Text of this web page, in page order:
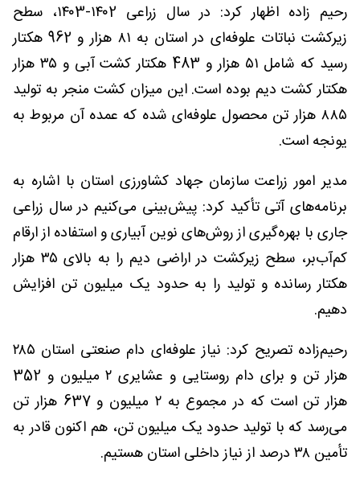
رحیم زاده اظهار کرد: در سال زراعی ۱۴۰2-۱۴۰3، سطح
زیرکشت نباتات علوفه‌ای در استان به ۸۱ هزار و 962 هکتار
رسید که شامل ۵۱ هزار و 483 هکتار کشت آبی و ۳۵ هزار
هکتار کشت دیم بوده است. این میزان کشت منجر به تولید
۸۸۵ هزار تن محصول علوفه‌ای شده که عمده آن مربوط به
یونجه است.
مدیر امور زراعت سازمان جهاد کشاورزی استان با اشاره به
برنامه‌های آتی تأکید کرد: پیش‌بینی می‌کنیم در سال زراعی
جاری با بهره‌گیری از روش‌های نوین آبیاری و استفاده از ارقام
کم‌آب‌بر، سطح زیرکشت در اراضی دیم را به بالای ۳۵ هزار
هکتار رسانده و تولید را به حدود یک میلیون تن افزایش
دهیم.
رحیم‌زاده تصریح کرد: نیاز علوفه‌ای دام صنعتی استان ۲۸۵
هزار تن و برای دام روستایی و عشایری ۲ میلیون و 352
هزار تن است که در مجموع به ۲ میلیون و 637 هزار تن
می‌رسد که با تولید حدود یک میلیون تن، هم اکنون قادر به
تأمین ۳۸ درصد از نیاز داخلی استان هستیم.